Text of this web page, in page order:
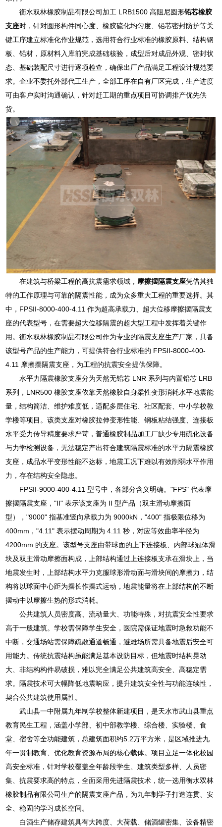
衡水双林橡胶制品有限公司加工 LRB1500 高阻尼圆形铅芯橡胶
支座时，针对圆形构件同心度、橡胶硫化均匀度、铅芯密封防护等关
键工序建立标准化作业规范，选用符合行业标准的橡胶原料、结构钢
板、铅材，原材料入库前完成基础核验，成型后对成品外观、密封状
态、基础装配尺寸进行逐项检查，确保出厂产品满足工程设计规范要
求。企业不委托外部代工生产，全部工序在自有厂区完成，生产进度
可由客户实时沟通确认，针对赶工期的重点项目可协调排产优先供
货。
在建筑与桥梁工程的高抗震需求领域， 摩擦摆隔震支座凭借其独
特的工作原理与可靠的隔震性能，成为众多重大工程的重要选择。其
中，FPSII-8000-400-4.11 作为超高承载力、超大位移摩擦摆隔震支
座的代表型号，在需要超大位移隔震的超大型工程中发挥着关键作
用。衡水双林橡胶制品有限公司作为专业的隔震支座生产厂家，具备
该型号产品的生产能力，可提供符合行业标准的 FPSII-8000-400-
4.11 摩擦摆隔震支座，为工程的抗震安全提供保障。
水平力隔震橡胶支座分为天然无铅芯 LNR 系列与内置铅芯 LRB
系列，LNR500 橡胶支座依靠天然橡胶自身柔性变形消耗水平地震能
量，结构简洁、维护难度低，适配多层住宅、社区配套、中小学校教
学楼等项目。该类支座对橡胶拉伸变形性能、钢板粘结强度、连接板
水平受力传导精度要求严苛，普通橡胶制品加工厂缺少专用硫化设备
与力学检测设备，无法稳定产出符合建筑隔震标准的水平力隔震橡胶
支座，成品水平变形性能不达标，地震工况下难以有效削弱水平作用
力，存在结构安全隐患。
FPSII-9000-400-4.11 型号中，各部分含义明确。"FPS" 代表摩
擦摆隔震支座，"II" 表示该支座为 II 型产品（双主滑动摩擦面
型），"9000" 指基准竖向承载力为 9000kN，"400" 指极限位移为
400mm，"4.11" 表示摆动周期为 4.11 秒，对应等效曲率半径为
4200mm 的支座。该型号支座由带球面的上下连接板、内部球冠体滑
块及双主滑动摩擦面构成，上部结构通过上连接板支承在滑块上，当
地震发生时，上部结构水平力克服球形滑动面与滑块间的摩擦力，结
构将以球面中心距为摆长作摆式运动，地震能量将在上部结构的不断
摆动中以摩擦生热的形式消耗。
公共建筑人员密度高、流动量大、功能特殊，对抗震安全性要求
高于一般建筑。学校需保障学生安全，医院需保证地震时急救功能不
中断，交通场站需保障疏散通道畅通，避难场所需具备地震后安全可
用能力。传统抗震结构虽能满足基本设防目标，但地震时结构晃动
大、非结构构件易破损，难以完全满足公共建筑高安全、高稳定需
求。隔震技术可大幅降低地震响应，提升建筑安全性与功能连续性，
契合公共建筑使用属性。
武山县一中附属九年制学校整体新建项目，是天水市武山县重点
教育民生工程，涵盖小学部、初中部教学楼、综合楼、实验楼、食
堂、宿舍等全功能建筑，总建筑面积约5.2万平方米，是区域推进九
年一贯制教育、优化教育资源布局的核心载体。项目立足一体化校园
高安全标准，针对学校覆盖全年龄段学生、建筑类型多样、人员密
集、抗震要求高的特点，全面采用先进隔震技术，统一选用衡水双林
橡胶制品有限公司生产的隔震支座产品，为九年制学子打造连贯、安
全、稳固的学习成长空间。
白酒生产储存建筑具有大跨度、大荷载、储酒罐密集、设备精密